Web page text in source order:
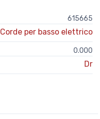
615665
Corde per basso elettrico
0.000
Dr